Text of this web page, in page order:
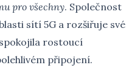
pro všechny. Společnost
sítí 5G a rozšiřuje své
rostoucí
připojení.